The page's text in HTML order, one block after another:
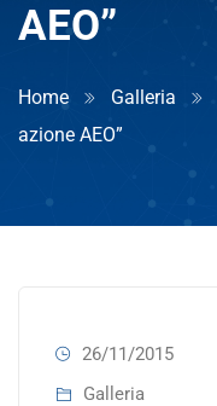
AEO”
Home Galleria
azione AEO”
26/11/2015
Galleria